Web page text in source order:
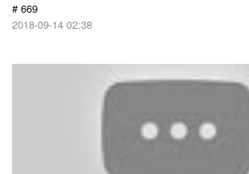
# 669
2018-09-14 02:38